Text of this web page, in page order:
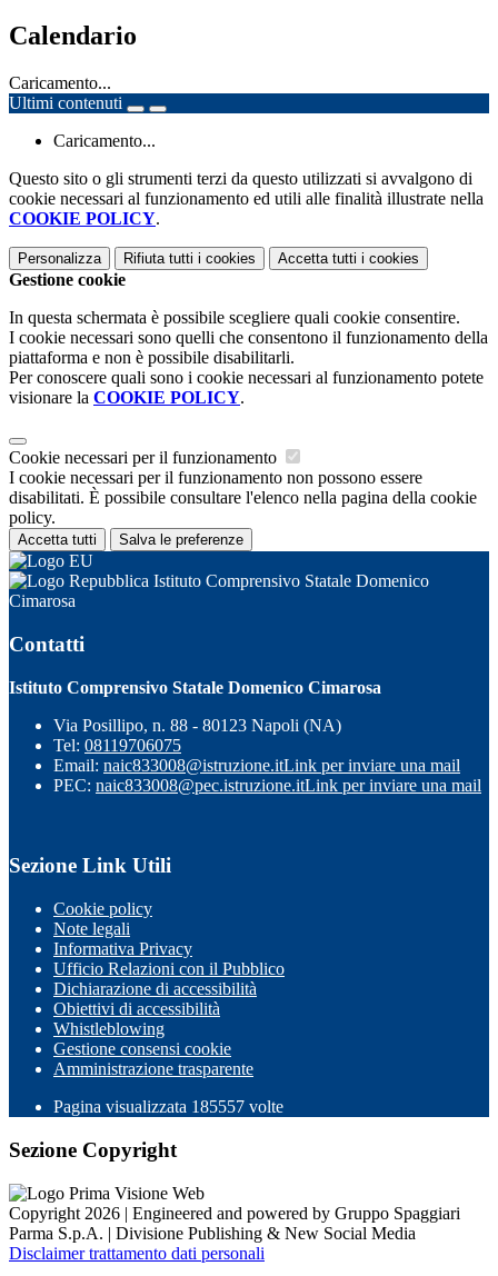
Calendario
Caricamento...
Ultimi contenuti
Caricamento...
Questo sito o gli strumenti terzi da questo utilizzati si avvalgono di
cookie necessari al funzionamento ed utili alle finalità illustrate nella
COOKIE POLICY.
Personalizza Rifiuta tutti i cookies Accetta tutti i cookies
Gestione cookie
In questa schermata è possibile scegliere quali cookie consentire.
I cookie necessari sono quelli che consentono il funzionamento della
piattaforma e non è possibile disabilitarli.
Per conoscere quali sono i cookie necessari al funzionamento potete
visionare la COOKIE POLICY.
Cookie necessari per il funzionamento
I cookie necessari per il funzionamento non possono essere
disabilitati. È possibile consultare l'elenco nella pagina della cookie
policy.
Accetta tutti Salva le preferenze
Istituto Comprensivo Statale Domenico
Cimarosa
Contatti
Istituto Comprensivo Statale Domenico Cimarosa
Via Posillipo, n. 88 - 80123 Napoli (NA)
Tel: 08119706075
Email: naic833008@istruzione.itLink per inviare una mail
PEC: naic833008@pec.istruzione.itLink per inviare una mail
Sezione Link Utili
Cookie policy
Note legali
Informativa Privacy
Ufficio Relazioni con il Pubblico
Dichiarazione di accessibilità
Obiettivi di accessibilità
Whistleblowing
Gestione consensi cookie
Amministrazione trasparente
Pagina visualizzata 185557 volte
Sezione Copyright
Copyright 2026 | Engineered and powered by Gruppo Spaggiari
Parma S.p.A. | Divisione Publishing & New Social Media
Disclaimer trattamento dati personali